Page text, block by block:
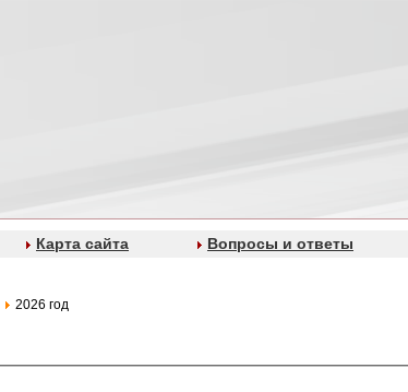
Карта сайта Вопросы и ответы
2026 год